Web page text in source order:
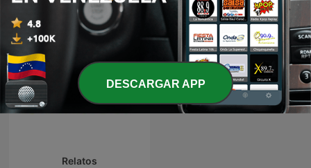
Relatos
DESCARGAR APP